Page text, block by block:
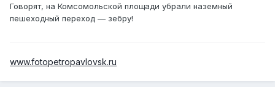
Говорят, на Комсомольской площади убрали наземный
пешеходный переход — зебру!
www.fotopetropavlovsk.ru